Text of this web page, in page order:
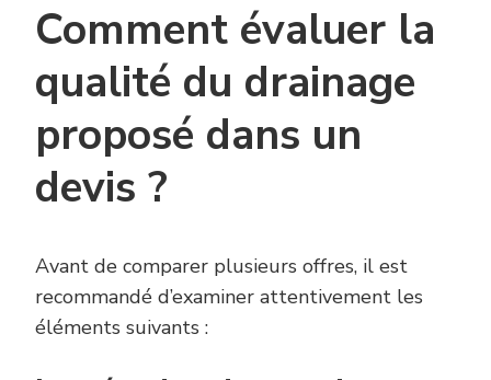
Comment évaluer la
qualité du drainage
proposé dans un
devis ?
Avant de comparer plusieurs offres, il est
recommandé d’examiner attentivement les
éléments suivants :